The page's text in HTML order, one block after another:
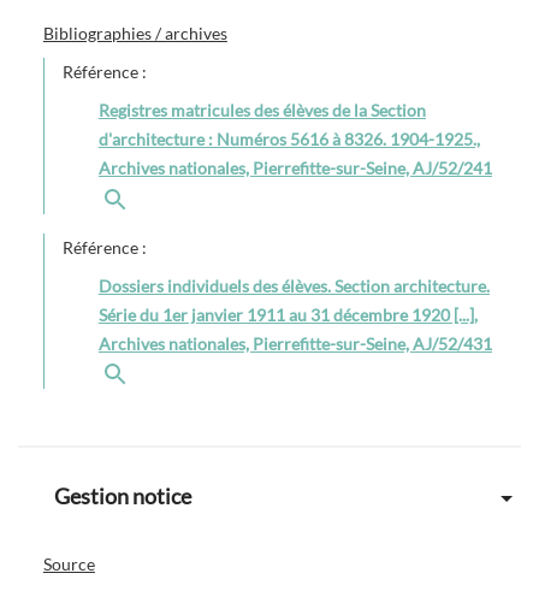
Bibliographies / archives
Référence :
Registres matricules des élèves de la Section
d'architecture : Numéros 5616 à 8326. 1904-1925.,
Archives nationales, Pierrefitte-sur-Seine, AJ/52/241
Référence :
Dossiers individuels des élèves. Section architecture.
Série du 1er janvier 1911 au 31 décembre 1920 [...],
Archives nationales, Pierrefitte-sur-Seine, AJ/52/431
Gestion notice
Source